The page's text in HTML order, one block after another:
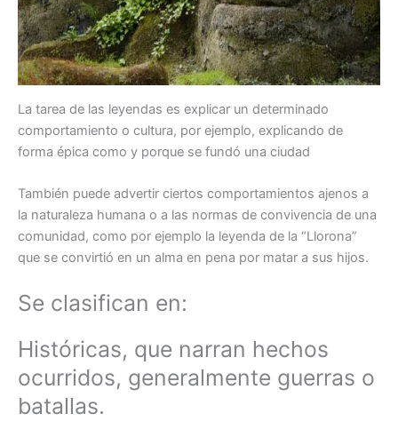
La tarea de las leyendas es explicar un determinado
comportamiento o cultura, por ejemplo, explicando de
forma épica como y porque se fundó una ciudad
También puede advertir ciertos comportamientos ajenos a
la naturaleza humana o a las normas de convivencia de una
comunidad, como por ejemplo la leyenda de la “Llorona”
que se convirtió en un alma en pena por matar a sus hijos.
Se clasifican en:
Históricas, que narran hechos
ocurridos, generalmente guerras o
batallas.